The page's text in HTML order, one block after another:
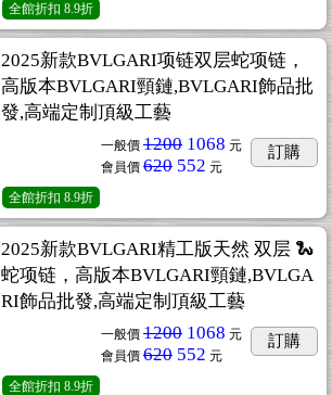
全館折扣 8.9折
2025新款BVLGARI项链双层蛇项链，
高版本BVLGARI頸鏈,BVLGARI飾品批
發,高端定制頂級工藝
一般價 1200 1068 元
會員價 620 552 元
訂購
全館折扣 8.9折
2025新款BVLGARI精工版天然 双层 🐍
蛇项链，高版本BVLGARI頸鏈,BVLGA
RI飾品批發,高端定制頂級工藝
一般價 1200 1068 元
會員價 620 552 元
訂購
全館折扣 8.9折